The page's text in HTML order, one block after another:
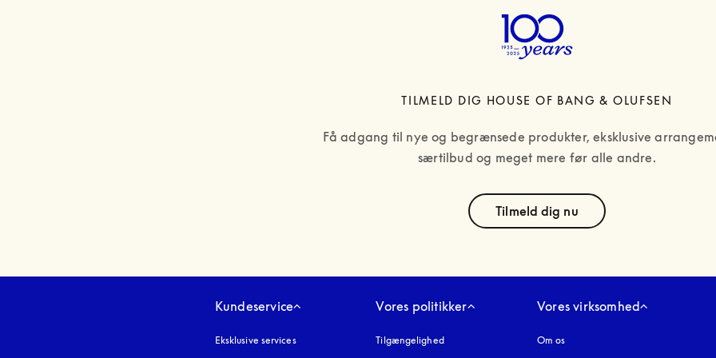
TILMELD DIG HOUSE OF BANG & OLUFSEN
Få adgang til nye og begrænsede produkter, eksklusive
særtilbud og meget mere før alle andre.
Tilmeld dig nu
Kundeservice
Eksklusive services
Vores politikker
Tilgængelighedåbnes under en ny fane
Vores virksomhed
Om os